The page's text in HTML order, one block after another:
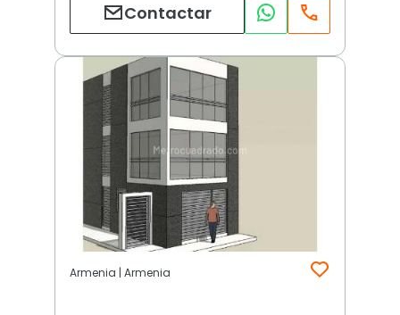
Contactar
Armenia | Armenia